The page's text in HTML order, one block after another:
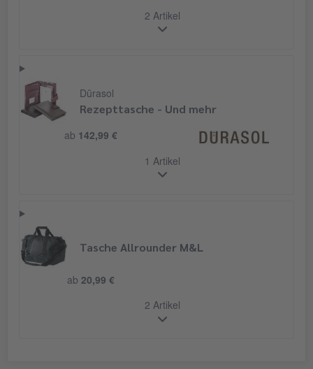
2 Artikel
Dürasol
Rezepttasche - Und mehr
ab 142,99 €
1 Artikel
Tasche Allrounder M&L
ab 20,99 €
2 Artikel